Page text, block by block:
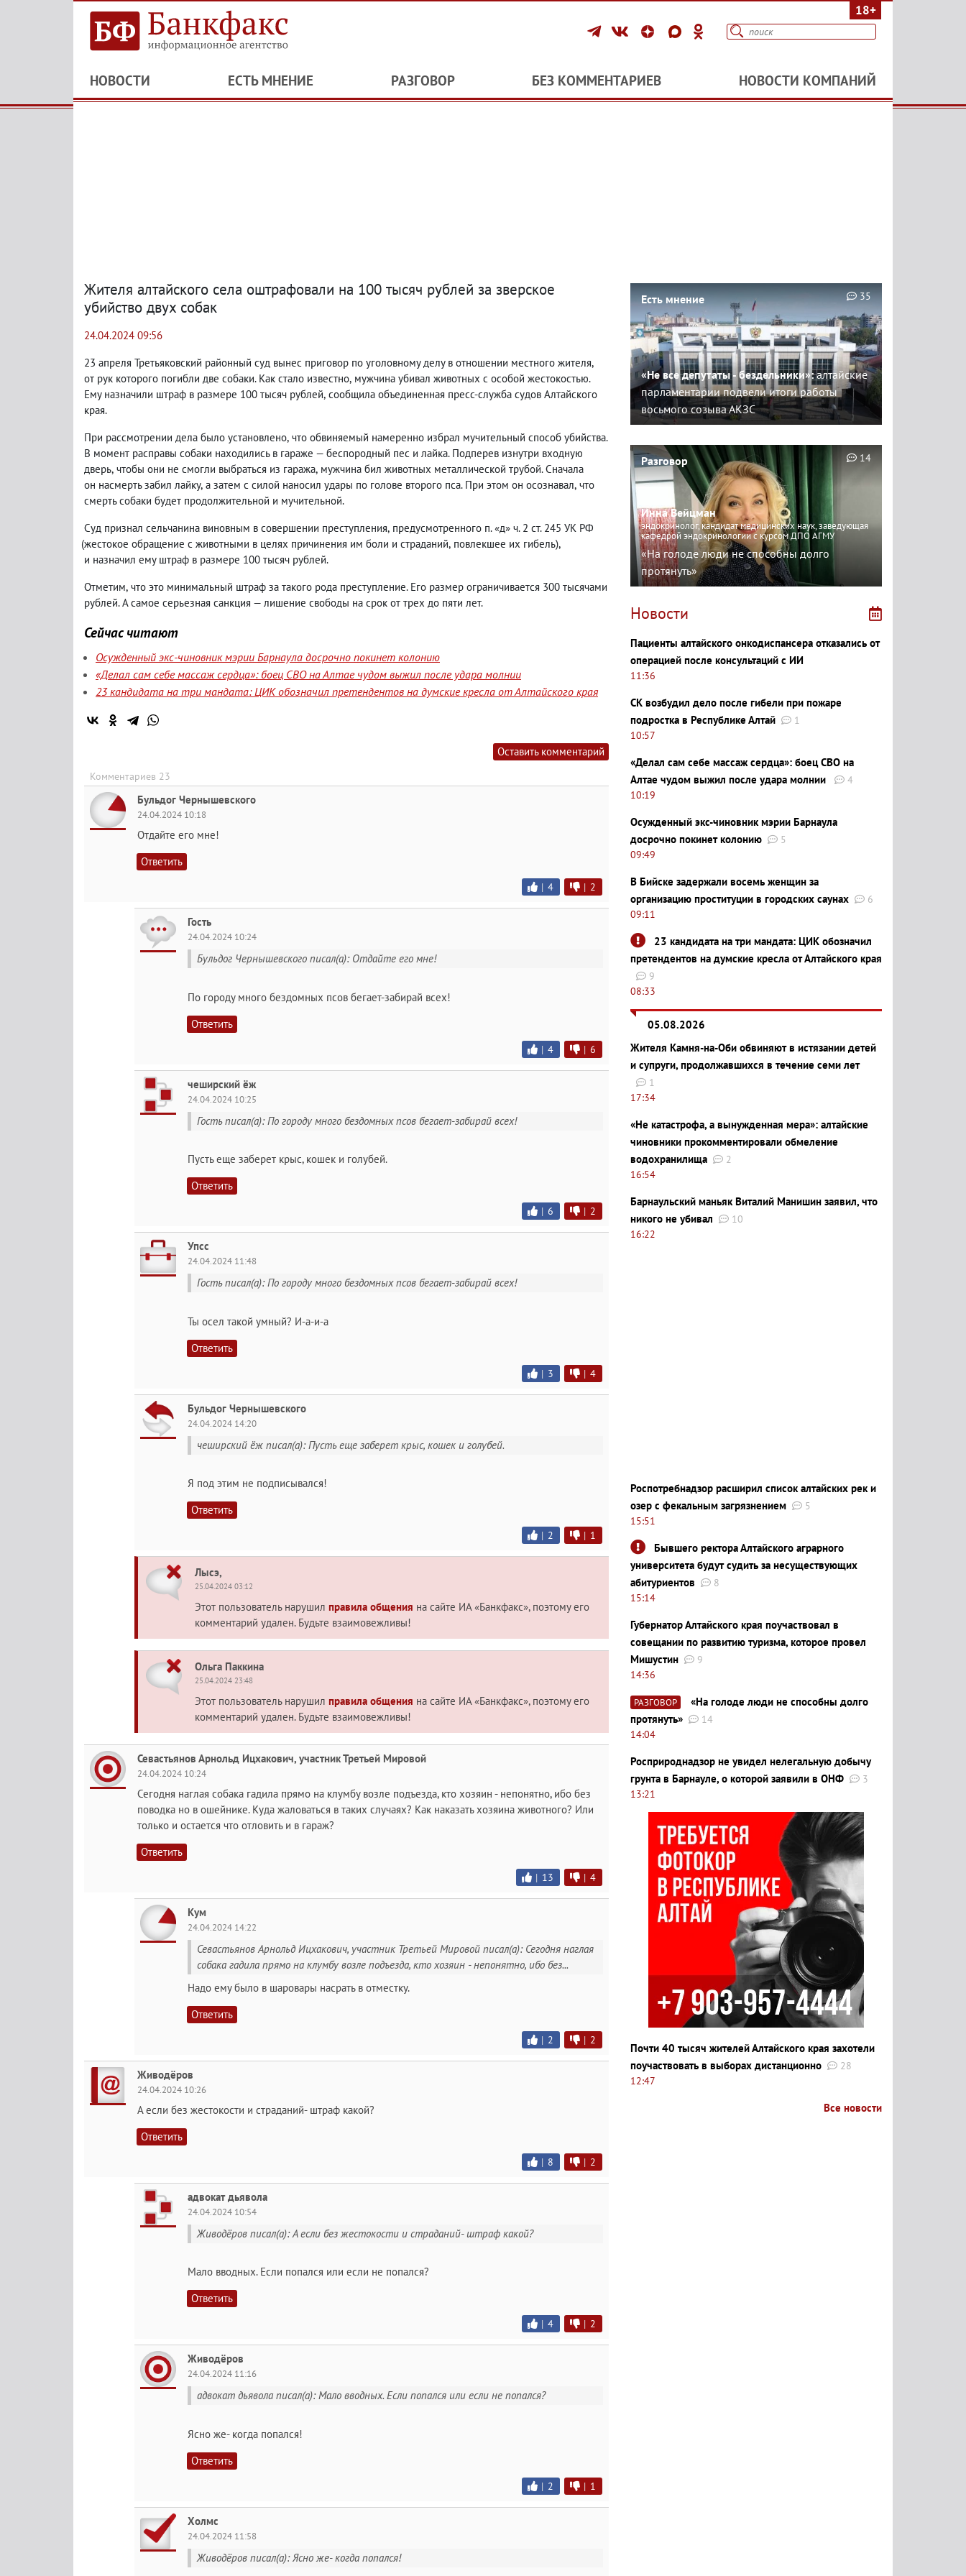
18+
НОВОСТИ ЕСТЬ МНЕНИЕ РАЗГОВОР БЕЗ КОММЕНТАРИЕВ НОВОСТИ КОМПАНИЙ
Жителя алтайского села оштрафовали на 100 тысяч рублей за зверское
убийство двух собак
24.04.2024 09:56
23 апреля Третьяковский районный суд вынес приговор по уголовному делу в отношении местного жителя,
от рук которого погибли две собаки. Как стало известно, мужчина убивал животных с особой жестокостью.
Ему назначили штраф в размере 100 тысяч рублей, сообщила объединенная пресс-служба судов Алтайского
края.
При рассмотрении дела было установлено, что обвиняемый намеренно избрал мучительный способ убийства.
В момент расправы собаки находились в гараже — беспородный пес и лайка. Подперев изнутри входную
дверь, чтобы они не смогли выбраться из гаража, мужчина бил животных металлической трубой. Сначала
он насмерть забил лайку, а затем с силой наносил удары по голове второго пса. При этом он осознавал, что
смерть собаки будет продолжительной и мучительной.
Суд признал сельчанина виновным в совершении преступления, предусмотренного п. «д» ч. 2 ст. 245 УК РФ
(жестокое обращение с животными в целях причинения им боли и страданий, повлекшее их гибель),
и назначил ему штраф в размере 100 тысяч рублей.
Отметим, что это минимальный штраф за такого рода преступление. Его размер ограничивается 300 тысячами
рублей. А самое серьезная санкция — лишение свободы на срок от трех до пяти лет.
Сейчас читают
Осужденный экс-чиновник мэрии Барнаула досрочно покинет колонию
«Делал сам себе массаж сердца»: боец СВО на Алтае чудом выжил после удара молнии
23 кандидата на три мандата: ЦИК обозначил претендентов на думские кресла от Алтайского края
Оставить комментарий
Комментариев 23
Бульдог Чернышевского
24.04.2024 10:18
Отдайте его мне!
Ответить
| 4 | 2
Гость
24.04.2024 10:24
Бульдог Чернышевского писал(а): Отдайте его мне!
По городу много бездомных псов бегает-забирай всех!
Ответить
| 4 | 6
чеширский ёж
24.04.2024 10:25
Гость писал(а): По городу много бездомных псов бегает-забирай всех!
Пусть еще заберет крыс, кошек и голубей.
Ответить
| 6 | 2
Упсс
24.04.2024 11:48
Гость писал(а): По городу много бездомных псов бегает-забирай всех!
Ты осел такой умный? И-а-и-а
Ответить
| 3 | 4
Бульдог Чернышевского
24.04.2024 14:20
чеширский ёж писал(а): Пусть еще заберет крыс, кошек и голубей.
Я под этим не подписывался!
Ответить
| 2 | 1
Лысэ,
25.04.2024 03:12
Этот пользователь нарушил правила общения на сайте ИА «Банкфакс», поэтому его
комментарий удален. Будьте взаимовежливы!
Ольга Паккина
25.04.2024 23:48
Этот пользователь нарушил правила общения на сайте ИА «Банкфакс», поэтому его
комментарий удален. Будьте взаимовежливы!
Севастьянов Арнольд Ицхакович, участник Третьей Мировой
24.04.2024 10:24
Сегодня наглая собака гадила прямо на клумбу возле подъезда, кто хозяин - непонятно, ибо без
поводка но в ошейнике. Куда жаловаться в таких случаях? Как наказать хозяина животного? Или
только и остается что отловить и в гараж?
Ответить
| 13 | 4
Кум
24.04.2024 14:22
Севастьянов Арнольд Ицхакович, участник Третьей Мировой писал(а): Сегодня наглая
собака гадила прямо на клумбу возле подъезда, кто хозяин - непонятно, ибо без...
Надо ему было в шаровары насрать в отместку.
Ответить
| 2 | 2
Живодёров
24.04.2024 10:26
А если без жестокости и страданий- штраф какой?
Ответить
| 8 | 2
адвокат дьявола
24.04.2024 10:54
Живодёров писал(а): А если без жестокости и страданий- штраф какой?
Мало вводных. Если попался или если не попался?
Ответить
| 4 | 2
Живодёров
24.04.2024 11:16
адвокат дьявола писал(а): Мало вводных. Если попался или если не попался?
Ясно же- когда попался!
Ответить
| 2 | 1
Холмс
24.04.2024 11:58
Живодёров писал(а): Ясно же- когда попался!
Есть мнение
«Не все депутаты - бездельники»:алтайские
парламентарии подвели итоги работы
восьмого созыва АКЗС
35
Разговор
Инна Вейцман
эндокринолог, кандидат медицинских наук, заведующая
кафедрой эндокринологии с курсом ДПО АГМУ
«На голоде люди не способны долго
протянуть»
14
Новости
Пациенты алтайского онкодиспансера отказались от
операцией после консультаций с ИИ
11:36
СК возбудил дело после гибели при пожаре
подростка в Республике Алтай
1
10:57
«Делал сам себе массаж сердца»: боец СВО на
Алтае чудом выжил после удара молнии
4
10:19
Осужденный экс-чиновник мэрии Барнаула
досрочно покинет колонию
5
09:49
В Бийске задержали восемь женщин за
организацию проституции в городских саунах
6
09:11
23 кандидата на три мандата: ЦИК обозначил
претендентов на думские кресла от Алтайского края
9
08:33
05.08.2026
Жителя Камня-на-Оби обвиняют в истязании детей
и супруги, продолжавшихся в течение семи лет
1
17:34
«Не катастрофа, а вынужденная мера»: алтайские
чиновники прокомментировали обмеление
водохранилища
2
16:54
Барнаульский маньяк Виталий Манишин заявил, что
никого не убивал
10
16:22
Роспотребнадзор расширил список алтайских рек и
озер с фекальным загрязнением
5
15:51
Бывшего ректора Алтайского аграрного
университета будут судить за несуществующих
абитуриентов
8
15:14
Губернатор Алтайского края поучаствовал в
совещании по развитию туризма, которое провел
Мишустин
9
14:36
РАЗГОВОР
«На голоде люди не способны долго
протянуть»
14
14:04
Росприроднадзор не увидел нелегальную добычу
грунта в Барнауле, о которой заявили в ОНФ
3
13:21
Почти 40 тысяч жителей Алтайского края захотели
поучаствовать в выборах дистанционно
28
12:47
Все новости